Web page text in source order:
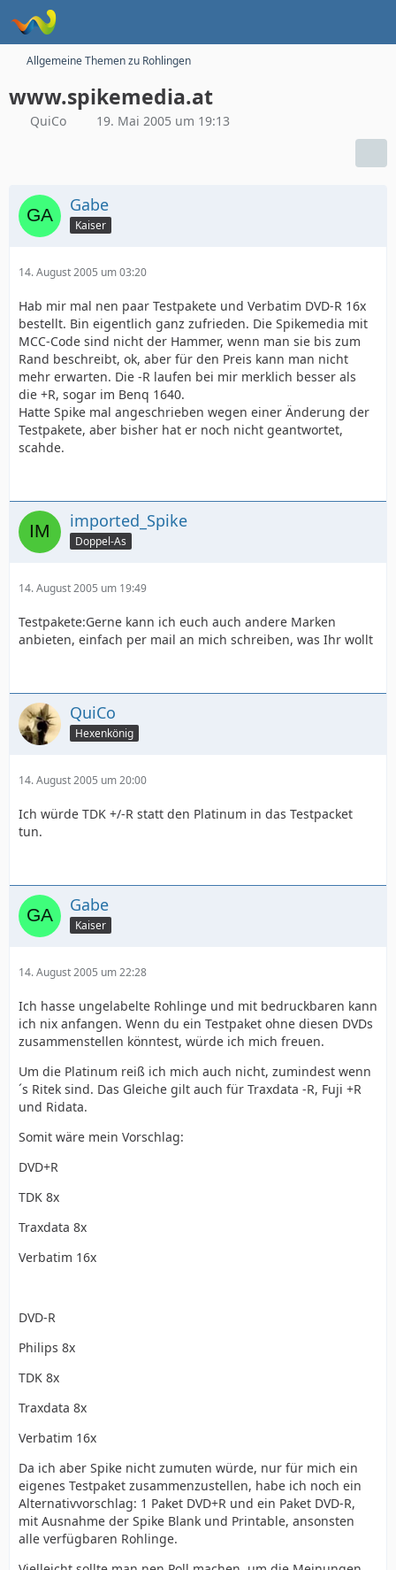
Allgemeine Themen zu Rohlingen
www.spikemedia.at
QuiCo 19. Mai 2005 um 19:13
Gabe
Kaiser
14. August 2005 um 03:20
Hab mir mal nen paar Testpakete und Verbatim DVD-R 16x
bestellt. Bin eigentlich ganz zufrieden. Die Spikemedia mit
MCC-Code sind nicht der Hammer, wenn man sie bis zum
Rand beschreibt, ok, aber für den Preis kann man nicht
mehr erwarten. Die -R laufen bei mir merklich besser als
die +R, sogar im Benq 1640.
Hatte Spike mal angeschrieben wegen einer Änderung der
Testpakete, aber bisher hat er noch nicht geantwortet,
scahde.
imported_Spike
Doppel-As
14. August 2005 um 19:49
Testpakete:Gerne kann ich euch auch andere Marken
anbieten, einfach per mail an mich schreiben, was Ihr wollt
QuiCo
Hexenkönig
14. August 2005 um 20:00
Ich würde TDK +/-R statt den Platinum in das Testpacket
tun.
Gabe
Kaiser
14. August 2005 um 22:28
Ich hasse ungelabelte Rohlinge und mit bedruckbaren kann
ich nix anfangen. Wenn du ein Testpaket ohne diesen DVDs
zusammenstellen könntest, würde ich mich freuen.
Um die Platinum reiß ich mich auch nicht, zumindest wenn
´s Ritek sind. Das Gleiche gilt auch für Traxdata -R, Fuji +R
und Ridata.
Somit wäre mein Vorschlag:
DVD+R
TDK 8x
Traxdata 8x
Verbatim 16x
DVD-R
Philips 8x
TDK 8x
Traxdata 8x
Verbatim 16x
Da ich aber Spike nicht zumuten würde, nur für mich ein
eigenes Testpaket zusammenzustellen, habe ich noch ein
Alternativvorschlag: 1 Paket DVD+R und ein Paket DVD-R,
mit Ausnahme der Spike Blank und Printable, ansonsten
alle verfügbaren Rohlinge.